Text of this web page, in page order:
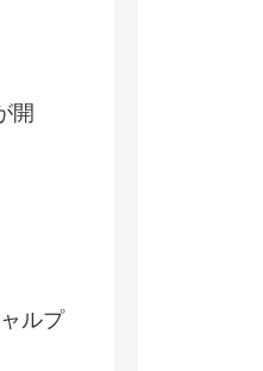
開
ルプ